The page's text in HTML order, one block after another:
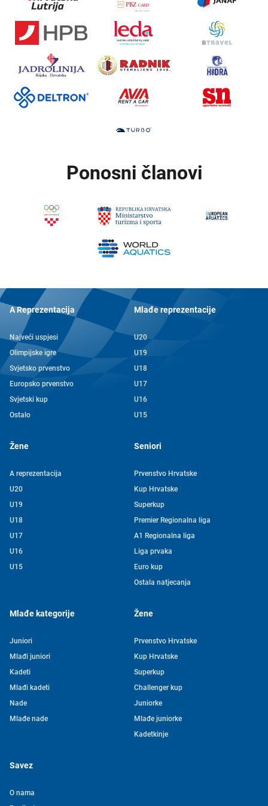
Ponosni članovi
A Reprezentacija
Najveći uspjesi
Olimpijske igre
Svjetsko prvenstvo
Europsko prvenstvo
Svjetski kup
Ostalo
Mlađe reprezentacije
U20
U19
U18
U17
U16
U15
Žene
A reprezentacija
U20
U19
U18
U17
U16
U15
Seniori
Prvenstvo Hrvatske
Kup Hrvatske
Superkup
Premier Regionalna liga
A1 Regionalna liga
Liga prvaka
Euro kup
Ostala natjecanja
Mlađe kategorije
Juniori
Mlađi juniori
Kadeti
Mlađi kadeti
Nade
Mlađe nade
Žene
Prvenstvo Hrvatske
Kup Hrvatske
Superkup
Challenger kup
Juniorke
Mlađe juniorke
Kadetkinje
Savez
O nama